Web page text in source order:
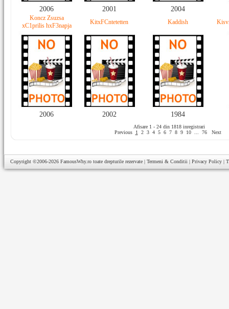
2006 2001 2004
Koncz Zsuzsa
xC1prilis hxF3napja
2006
KitxFCntetetten
2002
Kaddish
1984
Afisare 1 - 24 din 1818 inregistrari
Previous
1 2 3 4 5 6 7 8 9 10 76 Next
Copyright ©2006-2026 FamousWhy.ro toate drepturile rezervate | Termeni & Conditii | Privacy Policy |